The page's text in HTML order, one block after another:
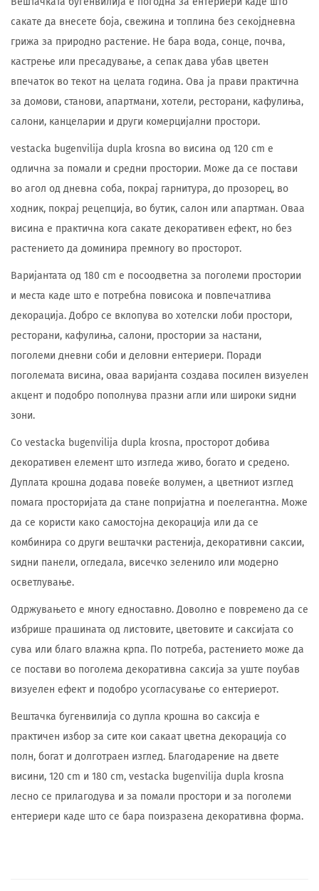
сакате да внесете боја, свежина и топлина без секојдневна
грижа за природно растение. Не бара вода, сонце, почва,
кастрење или пресадување, а сепак дава убав цветен
впечаток во текот на целата година. Ова ја прави практична
за домови, станови, апартмани, хотели, ресторани, кафулиња,
салони, канцеларии и други комерцијални простори.
vestacka bugenvilija dupla krosna во висина од 120 cm е
одлична за помали и средни простории. Може да се постави
во агол од дневна соба, покрај гарнитура, до прозорец, во
ходник, покрај рецепција, во бутик, салон или апартман. Оваа
висина е практична кога сакате декоративен ефект, но без
растението да доминира премногу во просторот.
Варијантата од 180 cm е посоодветна за поголеми простории
и места каде што е потребна повисока и повпечатлива
декорација. Добро се вклопува во хотелски лоби простори,
ресторани, кафулиња, салони, простории за настани,
поголеми дневни соби и деловни ентериери. Поради
поголемата висина, оваа варијанта создава посилен визуелен
акцент и подобро пополнува празни агли или широки ѕидни
зони.
Со vestacka bugenvilija dupla krosna, просторот добива
декоративен елемент што изгледа живо, богато и средено.
Дуплата крошна додава повеќе волумен, а цветниот изглед
помага просторијата да стане попријатна и поелегантна. Може
да се користи како самостојна декорација или да се
комбинира со други вештачки растенија, декоративни саксии,
ѕидни панели, огледала, висечко зеленило или модерно
осветлување.
Одржувањето е многу едноставно. Доволно е повремено да се
избрише прашината од листовите, цветовите и саксијата со
сува или благо влажна крпа. По потреба, растението може да
се постави во поголема декоративна саксија за уште поубав
визуелен ефект и подобро усогласување со ентериерот.
Вештачка бугенвилија со дупла крошна во саксија е
практичен избор за сите кои сакаат цветна декорација со
полн, богат и долготраен изглед. Благодарение на двете
висини, 120 cm и 180 cm, vestacka bugenvilija dupla krosna
лесно се прилагодува и за помали простори и за поголеми
ентериери каде што се бара поизразена декоративна форма.